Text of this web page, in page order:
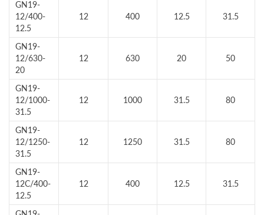
GN19-
12/400-
12.5
12 400 12.5 31.5
GN19-
12/630-
20
12 630 20 50
GN19-
12/1000-
31.5
12 1000 31.5 80
GN19-
12/1250-
31.5
12 1250 31.5 80
GN19-
12C/400-
12.5
12 400 12.5 31.5